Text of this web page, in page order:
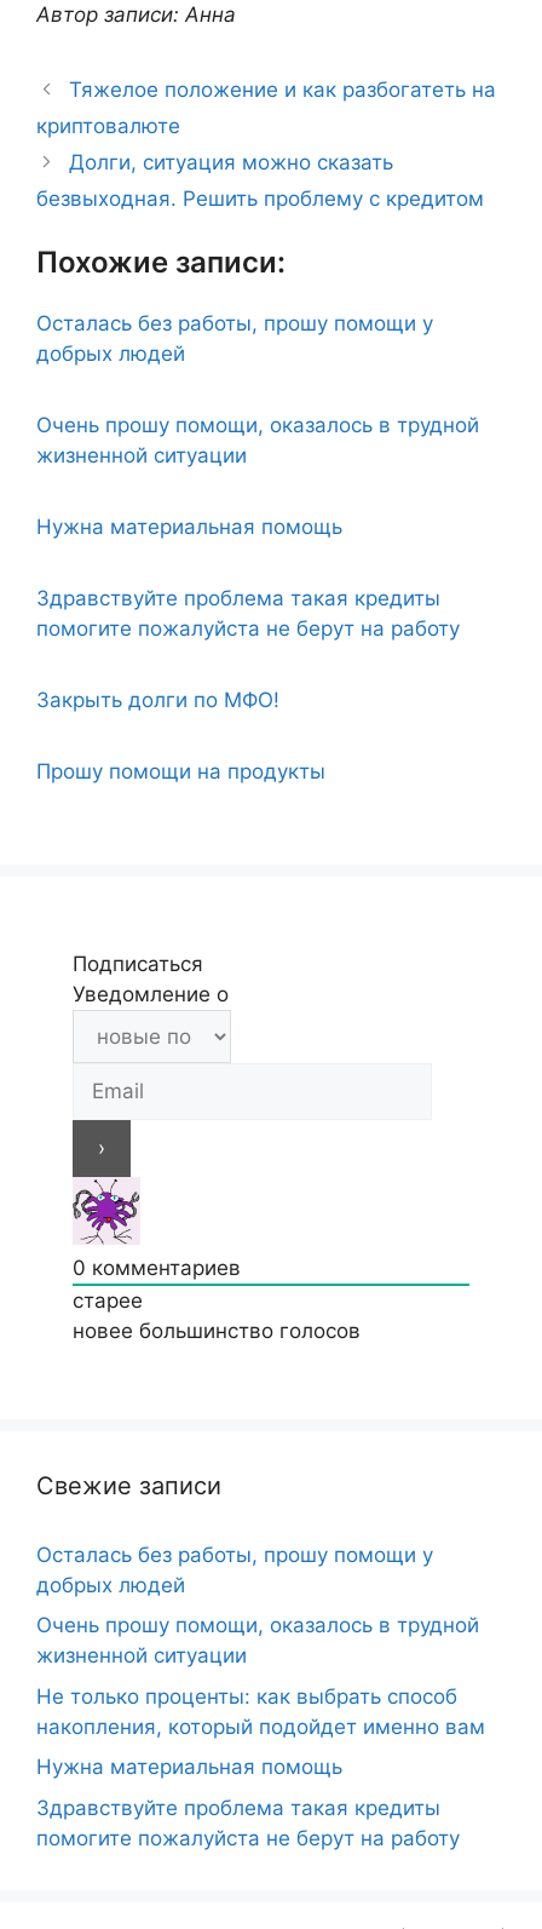
Автор записи: Анна
Тяжелое положение и как разбогатеть на
криптовалюте
Долги, ситуация можно сказать
безвыходная. Решить проблему с кредитом
Похожие записи:
Осталась без работы, прошу помощи у
добрых людей
Очень прошу помощи, оказалось в трудной
жизненной ситуации
Нужна материальная помощь
Здравствуйте проблема такая кредиты
помогите пожалуйста не берут на работу
Закрыть долги по МФО!
Прошу помощи на продукты
Подписаться
Уведомление о
0 комментариев
старее
новее большинство голосов
Свежие записи
Осталась без работы, прошу помощи у
добрых людей
Очень прошу помощи, оказалось в трудной
жизненной ситуации
Не только проценты: как выбрать способ
накопления, который подойдет именно вам
Нужна материальная помощь
Здравствуйте проблема такая кредиты
помогите пожалуйста не берут на работу